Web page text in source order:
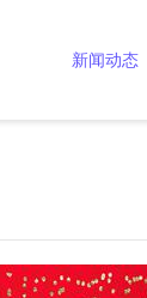
新闻动态